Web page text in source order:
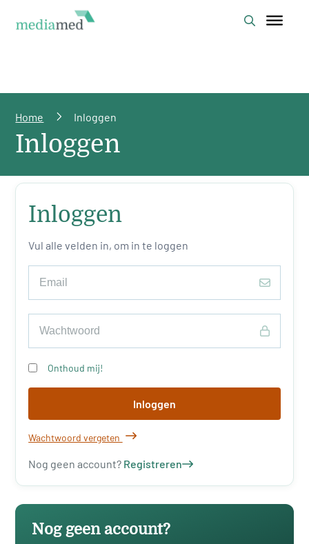
Home Inloggen
Inloggen
Inloggen
Vul alle velden in, om in te loggen
Onthoud mij!
Inloggen
Wachtwoord vergeten
Nog geen account? Registreren
Nog geen account?